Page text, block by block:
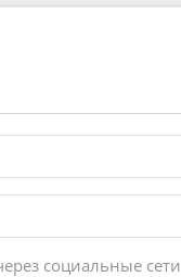
социальные сети